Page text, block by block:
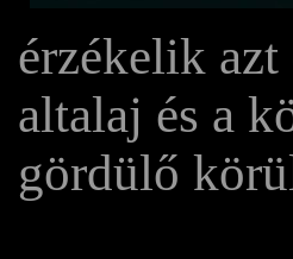
érzékelik
altalaj és a
gördülő